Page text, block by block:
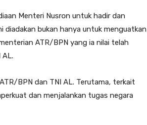
Menteri Nusron untuk hadir dan
diadakan bukan hanya untuk menguatkan
ATR/BPN yang ia nilai telah
BPN dan TNI AL. Terutama, terkait
dan menjalankan tugas negara